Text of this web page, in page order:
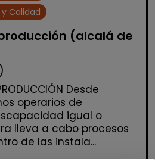
Calidad
(alcalá de
Desde
operarios de
igual o
lleva a cabo procesos
de las instala...